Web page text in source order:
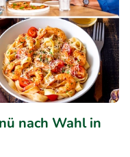
nach Wahl in